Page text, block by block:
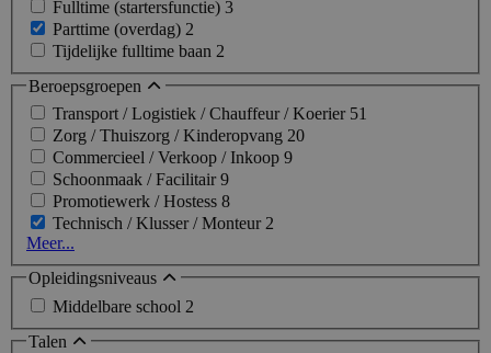
Fulltime (startersfunctie) 3
Parttime (overdag) 2
Tijdelijke fulltime baan 2
Beroepsgroepen
Transport / Logistiek / Chauffeur / Koerier 51
Zorg / Thuiszorg / Kinderopvang 20
Commercieel / Verkoop / Inkoop 9
Schoonmaak / Facilitair9
Promotiewerk / Hostess 8
Technisch / Klusser / Monteur2
Meer...
Opleidingsniveaus
Middelbare school 2
Talen